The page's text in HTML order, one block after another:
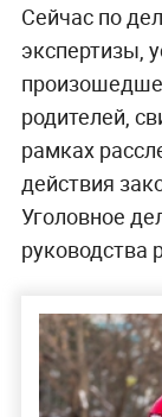
Сейчас по
экспертизы,
родителей,
рамках
действия
Уголовное
руководства